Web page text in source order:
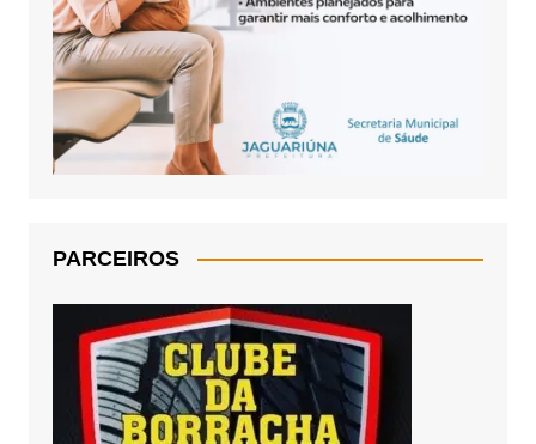
PARCEIROS